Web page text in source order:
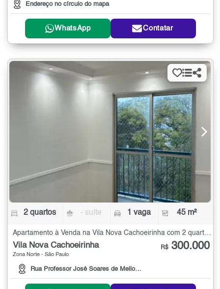
Endereço no círculo do mapa
WhatsApp Contatar
2 quartos - suíte 1 vaga 45 m²
Vila Nova Cachoeirinha
Zona Norte - São Paulo
Rua Professor José Soares de Mello, 251
R$ 300.000